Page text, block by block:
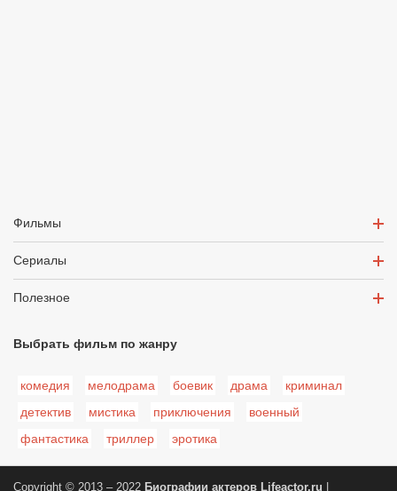
Фильмы
Сериалы
Полезное
Выбрать фильм по жанру
комедия мелодрама боевик драма
криминал
детектив
мистика приключения
военный
фантастика
триллер эротика
Copyright © 2013 – 2022 Биографии актеров Lifeactor.ru